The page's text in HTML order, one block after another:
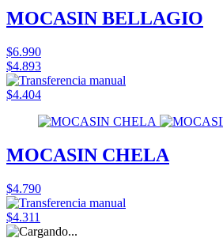
MOCASIN BELLAGIO
$6.990
$4.893
$4.404
MOCASIN CHELA
$4.790
$4.311